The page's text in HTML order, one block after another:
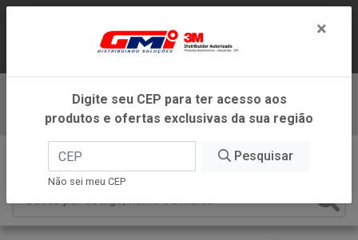
ATENDIMENTO DENTRO DO ESTADO DE
MINAS GERAIS.
Baixe já nosso APP
×
Digite seu CEP para ter acesso aos
produtos e ofertas exclusivas da sua região
Pesquisar
Não sei meu CEP